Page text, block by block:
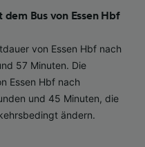
Bus von Essen Hbf
von Essen Hbf nach
57 Minuten. Die
Essen Hbf nach
und 45 Minuten, die
ändern.
Identifikation
von oder Zugriff auf
Inhalte, Messung
Performance von
sowie
von